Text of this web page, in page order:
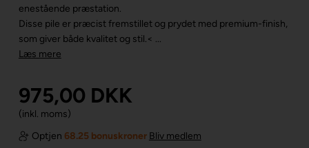
enestående præstation.
Disse pile er præcist fremstillet og prydet med premium-finish,
som giver både kvalitet og stil.< ...
Læs mere
975,00 DKK
(inkl. moms)
Optjen 68.25 bonuskroner Bliv medlem